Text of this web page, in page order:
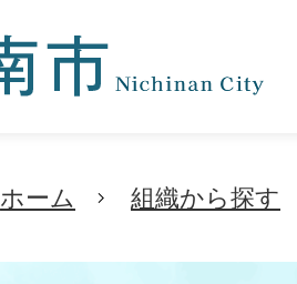
ホーム 組織から探す